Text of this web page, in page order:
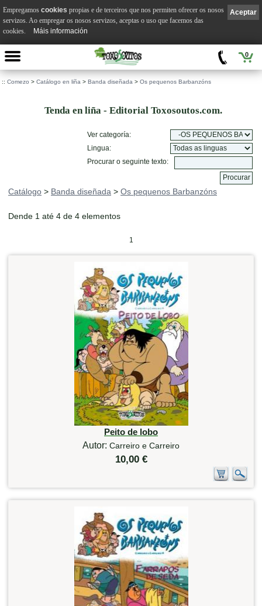
0
:: Comezo > Catálogo en liña > Banda diseñada > Os pequenos Barbanzóns
Tenda en liña - Editorial Toxosoutos.com.
Ver categoría:
Lingua:
Procurar o seguinte texto:
Catálogo > Banda diseñada > Os pequenos Barbanzóns
Dende 1 até 4 de 4 elementos
1
Peito de lobo
Autor: Carreiro e Carreiro
10,00 €
Aceptar
Empregamos cookies propias e de terceiros que nos permiten ofrecer os nosos
servizos. Ao empregar os nosos servizos, aceptas o uso que facemos das
cookies.
Máis información